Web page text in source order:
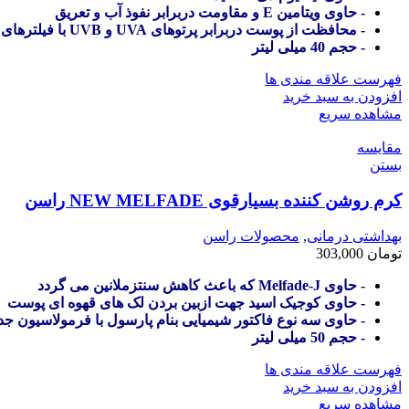
- حاوی ویتامین E و مقاومت دربرابر نفوذ آب و تعریق
- محافظت از پوست دربرابر پرتوهای UVA و UVB با فیلترهای شیمیایی و فیزیکی
- حجم 40 میلی لیتر
فهرست علاقه مندی ها
افزودن به سبد خرید
مشاهده سریع
مقایسه
بستن
کرم روشن کننده بسیارقوی NEW MELFADE راسن
بهداشتی درمانی, محصولات راسن
تومان
- حاوی Melfade-J که باعث کاهش سنتزملانین می گردد
- حاوی کوجیک اسید جهت ازبین بردن لک های قهوه ای پوست
- حاوی سه نوع فاکتور شیمیایی بنام پارسول با فرمولاسیون
- حجم 50 میلی لیتر
فهرست علاقه مندی ها
افزودن به سبد خرید
مشاهده سریع